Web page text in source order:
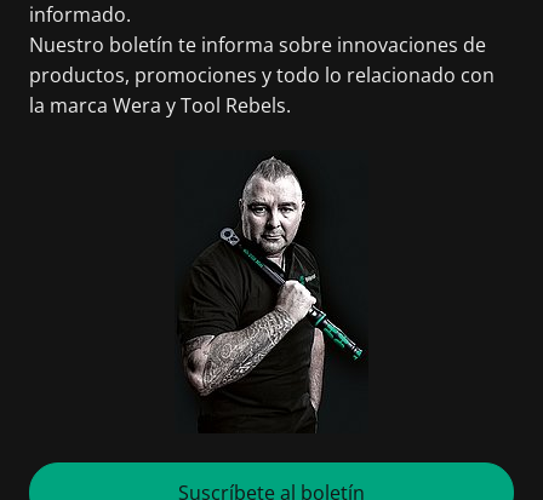
informado.
Nuestro boletín te informa sobre innovaciones de
productos, promociones y todo lo relacionado con
la marca Wera y Tool Rebels.
Suscríbete al boletín